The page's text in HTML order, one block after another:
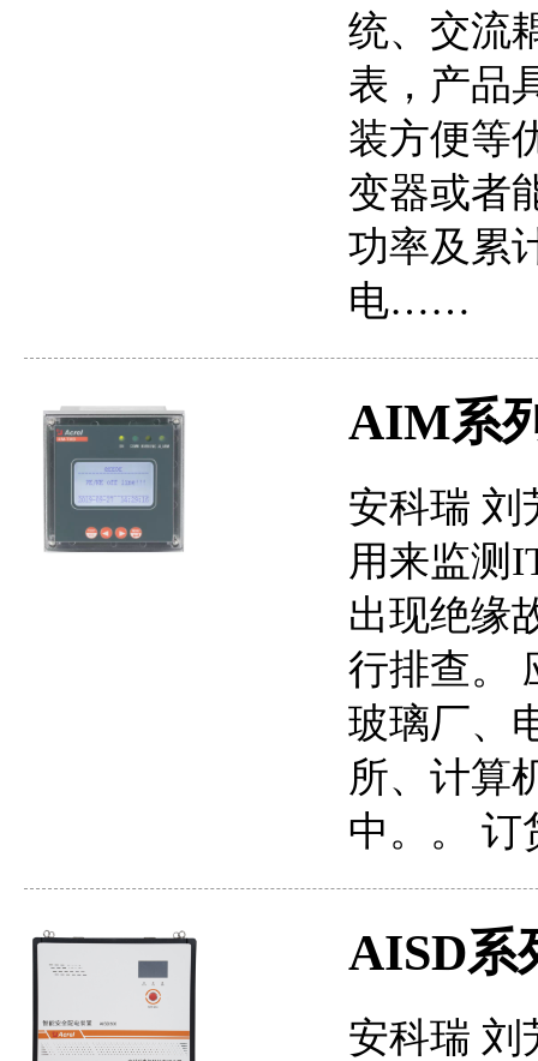
统、交流
表，产品
装方便等
变器或者
功率及累
电……
AIM系
安科瑞 刘
用来监测
出现绝缘
行排查。
玻璃厂、
所、计算
中。。
AISD系
安科瑞 刘